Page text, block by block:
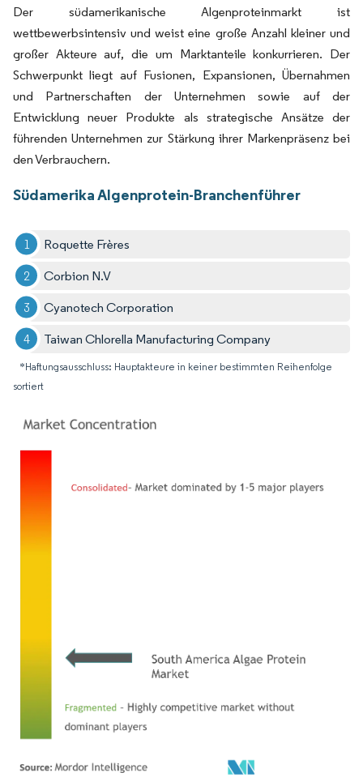
Der südamerikanische Algenproteinmarkt ist
wettbewerbsintensiv und weist eine große Anzahl kleiner und
großer Akteure auf, die um Marktanteile konkurrieren. Der
Schwerpunkt liegt auf Fusionen, Expansionen, Übernahmen
und Partnerschaften der Unternehmen sowie auf der
Entwicklung neuer Produkte als strategische Ansätze der
führenden Unternehmen zur Stärkung ihrer Markenpräsenz bei
den Verbrauchern.
Südamerika Algenprotein-Branchenführer
Roquette Frères
Corbion N.V
Cyanotech Corporation
Taiwan Chlorella Manufacturing Company
*Haftungsausschluss: Hauptakteure in keiner bestimmten Reihenfolge
sortiert